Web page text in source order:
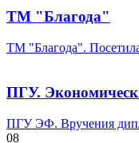
ТМ "Благода"
ТМ "Благода".
ПГУ.
ПГУ ЭФ. Вручения
08